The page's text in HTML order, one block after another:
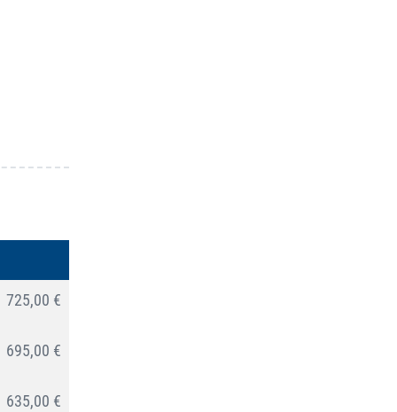
725,00 €
695,00 €
635,00 €